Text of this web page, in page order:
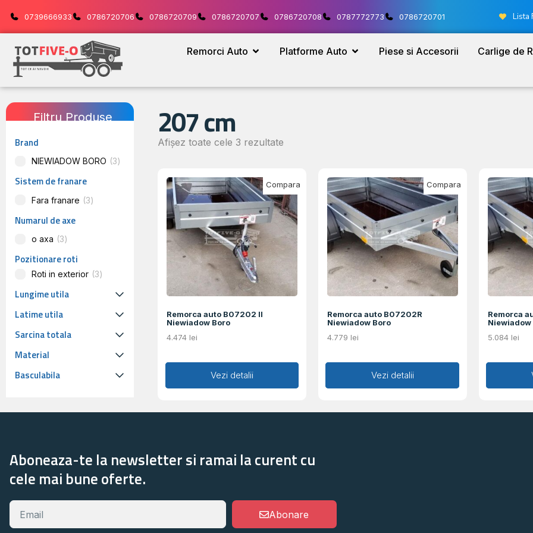
0739666933 0786720706 0786720709 0786720707 0786720708 0787772773 0786720701 Lista
Remorci Auto Platforme Auto Piese si Accesorii Carlige de
Filtru Produse
Brand
NIEWIADOW BORO 3
Sistem de franare
Fara franare 3
Numarul de axe
o axa 3
Pozitionare roti
Roti in exterior 3
Lungime utila
Latime utila
Sarcina totala
Material
Basculabila
207 cm
Afișez toate cele 3 rezultate
Remorca auto B07202 II
Niewiadow Boro
4.474 lei
Adaugă în coș
Vezi detalii
Compara
Remorca auto B07202R
Niewiadow Boro
4.779 lei
Adaugă în coș
Vezi detalii
Compara
Remorca
Niewiadow
5.084 lei
Aboneaza-te la newsletter si ramai la curent cu
cele mai bune oferte.
Abonare